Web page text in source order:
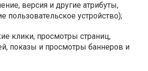
версия и другие атрибуты,
пользовательское устройство);
клики, просмотры страниц,
показы и просмотры баннеров и